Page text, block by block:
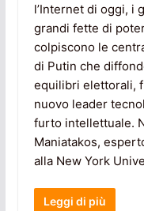
l’Internet di oggi, i
grandi fette di
colpiscono le
di Putin che
equilibri elettorali,
nuovo leader
furto intellettuale.
Maniatakos,
alla New York
Leggi di più